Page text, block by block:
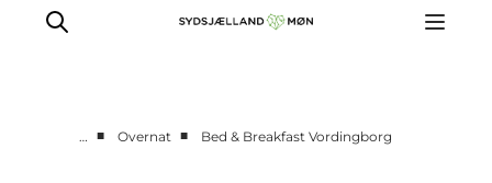
… ■ Overnat ■ Bed & Breakfast Vordingborg